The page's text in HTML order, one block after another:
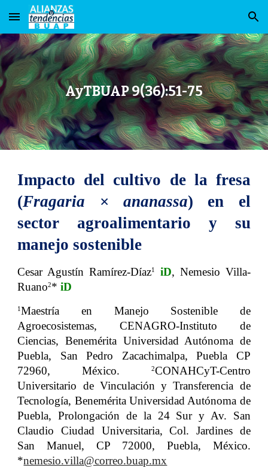
Skip to main content Skip to navigation
AyTBUAP 9(36):51-75
Impacto del cultivo de la fresa
(Fragaria × ananassa) en el
sector agroalimentario y su
manejo sostenible
Cesar Agustín Ramírez-Díaz1 iD, Nemesio Villa-
Ruano2* iD
1Maestría en Manejo Sostenible de
Agroecosistemas, CENAGRO-Instituto de
Ciencias, Benemérita Universidad Autónoma de
Puebla, San Pedro Zacachimalpa, Puebla CP
72960, México.
2CONAHCyT-Centro
Universitario de Vinculación y Transferencia de
Tecnología, Benemérita Universidad Autónoma de
Puebla, Prolongación de la 24 Sur y Av. San
Claudio Ciudad Universitaria, Col. Jardines de
San Manuel, CP 72000, Puebla, México.
*nemesio.villa@correo.buap.mx